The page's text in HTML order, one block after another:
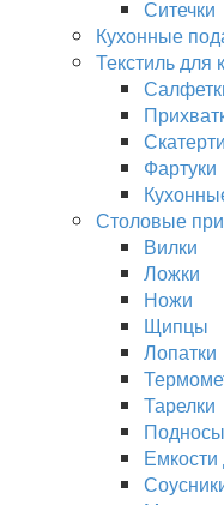
Ситечки
Кухонные
Текстиль для
Скатерти
Фартуки
Столовые
Вилки
Ложки
Ножи
Щипцы
Лопатки
Тарелки
Подносы